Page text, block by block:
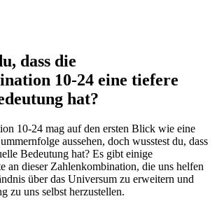
dass die
10-24 eine tiefere
hat?
10-24 mag auf den ersten Blick wie eine
aussehen, doch wusstest du, dass
Bedeutung hat? Es gibt einige
an dieser Zahlenkombination, die uns helfen
über das Universum zu erweitern und
zu uns selbst herzustellen.